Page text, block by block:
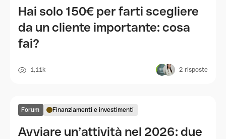
Hai solo 150€ per farti scegliere
da un cliente importante: cosa
fai?
1,11k 2 risposte
Forum Finanziamenti e investimenti
Avviare un’attività nel 2026: due